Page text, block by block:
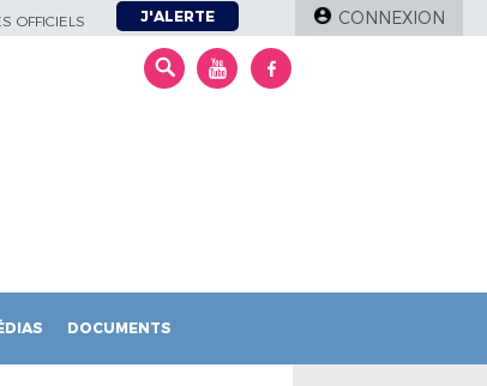
OFFICIELS J'ALERTE CONNEXION
DOCUMENTS